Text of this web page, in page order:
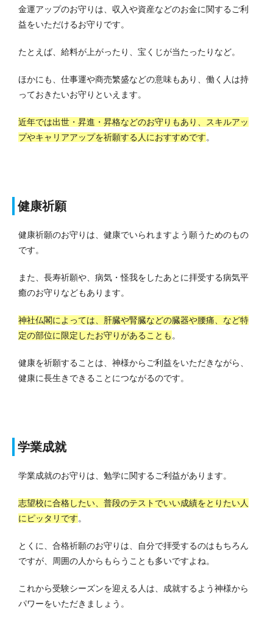
金運アップのお守りは、収入や資産などのお金に関するご利
益をいただけるお守りです。
たとえば、給料が上がったり、宝くじが当たったりなど。
ほかにも、仕事運や商売繁盛などの意味もあり、働く人は持
っておきたいお守りといえます。
近年では出世・昇進・昇格などのお守りもあり、スキルアッ
プやキャリアアップを祈願する人におすすめです。
健康祈願
健康祈願のお守りは、健康でいられますよう願うためのもの
です。
また、長寿祈願や、病気・怪我をしたあとに拝受する病気平
癒のお守りなどもあります。
神社仏閣によっては、肝臓や腎臓などの臓器や腰痛、など特
定の部位に限定したお守りがあることも。
健康を祈願することは、神様からご利益をいただきながら、
健康に長生きできることにつながるのです。
学業成就
学業成就のお守りは、勉学に関するご利益があります。
志望校に合格したい、普段のテストでいい成績をとりたい人
にピッタリです。
とくに、合格祈願のお守りは、自分で拝受するのはもちろん
ですが、周囲の人からもらうことも多いですよね。
これから受験シーズンを迎える人は、成就するよう神様から
パワーをいただきましょう。